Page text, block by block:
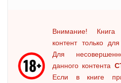
Внимание!
контент только
Для
данного контента
Если в книге